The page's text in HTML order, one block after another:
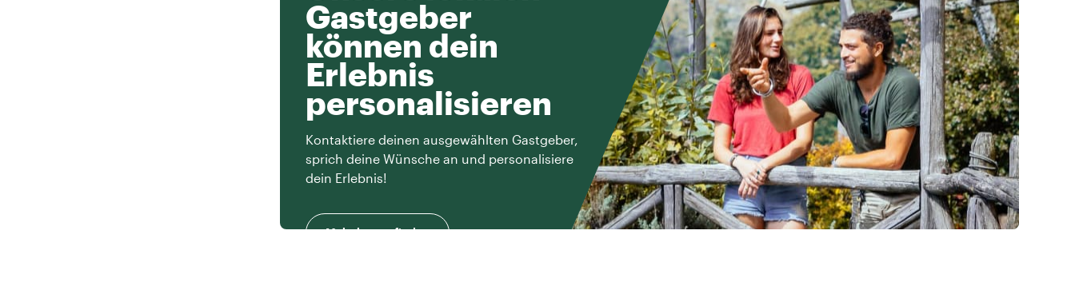
Gastgeber
können dein
Erlebnis
personalisieren
Kontaktiere deinen ausgewählten Gastgeber,
sprich deine Wünsche an und personalisiere
dein Erlebnis!
Mehr herausfinden